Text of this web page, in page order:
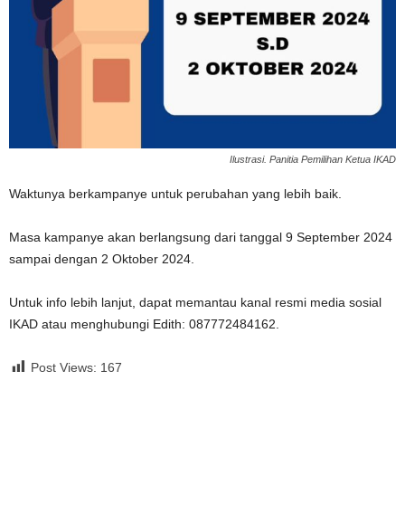
Ilustrasi. Panitia Pemilihan Ketua IKAD
Waktunya berkampanye untuk perubahan yang lebih baik.
Masa kampanye akan berlangsung dari tanggal 9 September 2024
sampai dengan 2 Oktober 2024.
Untuk info lebih lanjut, dapat memantau kanal resmi media sosial
IKAD atau menghubungi Edith: 087772484162.
Post Views: 167